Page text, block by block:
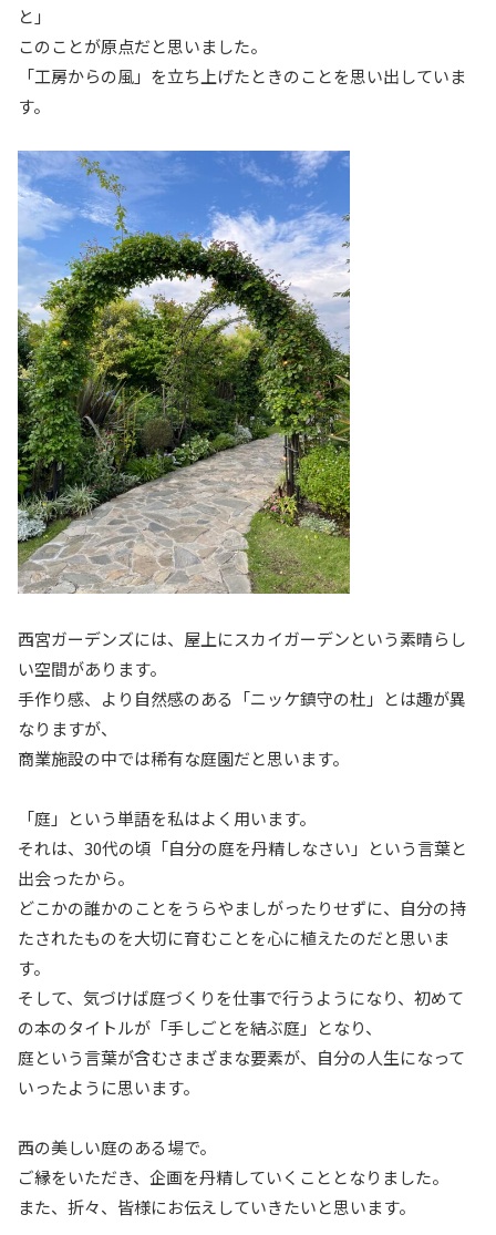
と」
このことが原点だと思いました。
「工房からの風」を立ち上げたときのことを思い出していま
す。
西宮ガーデンズには、屋上にスカイガーデンという素晴らし
い空間があります。
手作り感、より自然感のある「ニッケ鎮守の杜」とは趣が異
なりますが、
商業施設の中では稀有な庭園だと思います。
「庭」という単語を私はよく用います。
それは、30代の頃「自分の庭を丹精しなさい」という言葉と
出会ったから。
どこかの誰かのことをうらやましがったりせずに、自分の持
たされたものを大切に育むことを心に植えたのだと思いま
す。
そして、気づけば庭づくりを仕事で行うようになり、初めて
の本のタイトルが「手しごとを結ぶ庭」となり、
庭という言葉が含むさまざまな要素が、自分の人生になって
いったように思います。
西の美しい庭のある場で。
ご縁をいただき、企画を丹精していくこととなりました。
また、折々、皆様にお伝えしていきたいと思います。